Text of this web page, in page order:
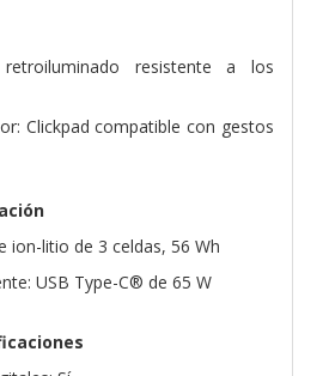
retroiluminado resistente a los
Clickpad compatible con gestos
ion-litio de 3 celdas, 56 Wh
USB Type-C® de 65 W